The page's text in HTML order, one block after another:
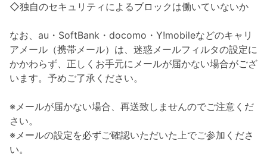
◇独自のセキュリティによるブロックは働いていないか
なお、au・SoftBank・docomo・Y!mobileなどのキャリ
アメール（携帯メール）は、迷惑メールフィルタの設定に
かかわらず、正しくお手元にメールが届かない場合がござ
います。予めご了承ください。
※メールが届かない場合、再送致しませんのでご注意くだ
さい。
※メールの設定を必ずご確認いただいた上でご参加くださ
い。